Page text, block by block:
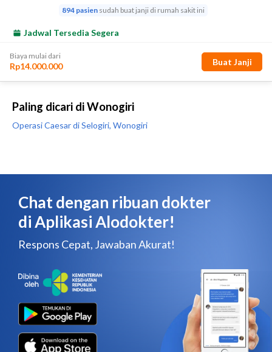
Paling dicari di Wonogiri
Operasi Caesar di Selogiri, Wonogiri